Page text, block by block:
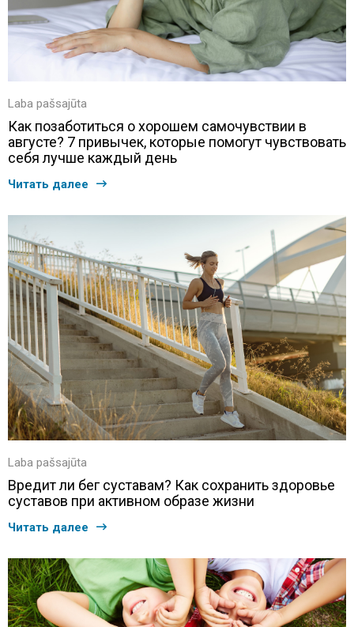
Laba pašsajūta
Как позаботиться о хорошем самочувствии в
августе? 7 привычек, которые помогут чувствовать
себя лучше каждый день
Читать далее
Laba pašsajūta
Вредит ли бег суставам? Как сохранить здоровье
суставов при активном образе жизни
Читать далее